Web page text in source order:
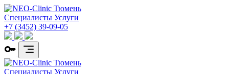
Специалисты Услуги
+7 (3452) 39-09-05
Специалисты Услуги